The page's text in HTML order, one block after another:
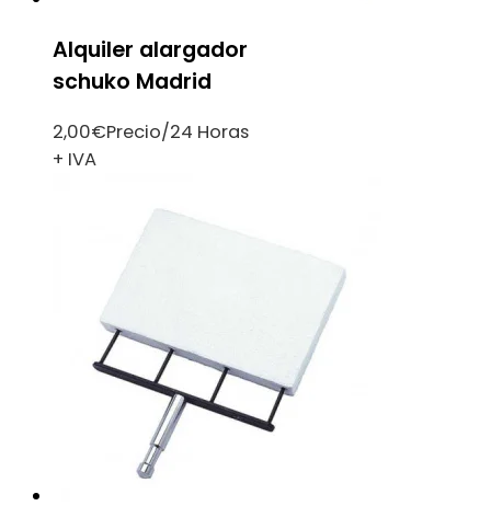
Alquiler alargador
schuko Madrid
2,00€Precio/24 Horas
+ IVA